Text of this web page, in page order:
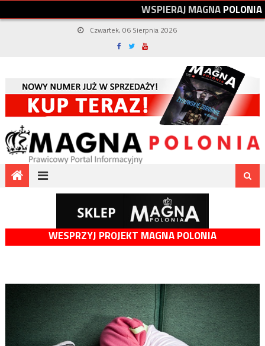
WSPIERAJMAGNAPOLONIA
Czwartek, 06 Sierpnia 2026
WESPRZYJ PROJEKT MAGNA POLONIA